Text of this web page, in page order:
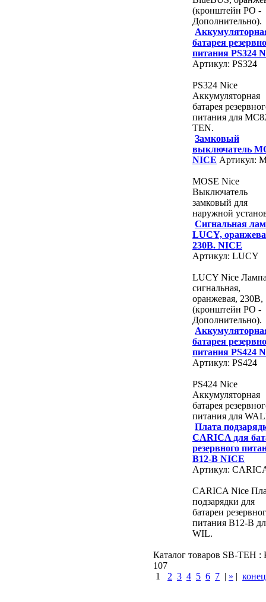
(кронштейн PO -
Дополнительно).
батарея
питания PS324
Артикул: PS324
PS324 Nice
Аккумуляторная
батарея
питания для
TEN.
Замковый
выключатель
NICE Артикул:
MOSE Nice
Выключатель
замковый для
наружной
Сигнальная
LUCY,
230В. NICE
Артикул: LUCY
LUCY Nice
сигнальная,
оранжевая, 230В,
(кронштейн PO -
Дополнительно).
батарея
питания PS424
Артикул: PS424
PS424 Nice
Аккумуляторная
батарея
питания для
Плата
CARICA для
резервного
B12-B NICE
Артикул:
CARICA Nice
подзарядки для
батареи
питания B12-B
WIL.
Каталог товаров SB-TEH
107
1
2 3 4 5 6 7 | » | конец